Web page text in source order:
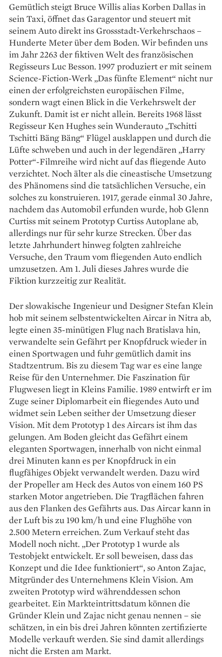
Gemütlich steigt Bruce Willis alias Korben Dallas in
sein Taxi, öffnet das Garagentor und steuert mit
seinem Auto direkt ins Grossstadt-Verkehrschaos –
Hunderte Meter über dem Boden. Wir befinden uns
im Jahr 2263 der fiktiven Welt des französischen
Regisseurs Luc Besson. 1997 produziert er mit seinem
Science-Fiction-Werk „Das fünfte Element“ nicht nur
einen der erfolgreichsten europäischen Filme,
sondern wagt einen Blick in die Verkehrswelt der
Zukunft. Damit ist er nicht allein. Bereits 1968 lässt
Regisseur Ken Hughes sein Wunderauto „Tschitti
Tschitti Bäng Bäng“ Flügel ausklappen und durch die
Lüfte schweben und auch in der legendären „Harry
Potter“-Filmreihe wird nicht auf das fliegende Auto
verzichtet. Noch älter als die cineastische Umsetzung
des Phänomens sind die tatsächlichen Versuche, ein
solches zu konstruieren. 1917, gerade einmal 30 Jahre,
nachdem das Automobil erfunden wurde, hob Glenn
Curtiss mit seinem Prototyp Curtiss Autoplane ab,
allerdings nur für sehr kurze Strecken. Über das
letzte Jahrhundert hinweg folgten zahlreiche
Versuche, den Traum vom fliegenden Auto endlich
umzusetzen. Am 1. Juli dieses Jahres wurde die
Fiktion kurzzeitig zur Realität.
Der slowakische Ingenieur und Designer Stefan Klein
hob mit seinem selbstentwickelten Aircar in Nitra ab,
legte einen 35-minütigen Flug nach Bratislava hin,
verwandelte sein Gefährt per Knopfdruck wieder in
einen Sportwagen und fuhr gemütlich damit ins
Stadtzentrum. Bis zu diesem Tag war es eine lange
Reise für den Unternehmer. Die Faszination für
Flugwesen liegt in Kleins Familie. 1989 entwirft er im
Zuge seiner Diplomarbeit ein fliegendes Auto und
widmet sein Leben seither der Umsetzung dieser
Vision. Mit dem Prototyp 1 des Aircars ist ihm das
gelungen. Am Boden gleicht das Gefährt einem
eleganten Sportwagen, innerhalb von nicht einmal
drei Minuten kann es per Knopfdruck in ein
flugfähiges Objekt verwandelt werden. Dazu wird
der Propeller am Heck des Autos von einem 160 PS
starken Motor angetrieben. Die Tragflächen fahren
aus den Flanken des Gefährts aus. Das Aircar kann in
der Luft bis zu 190 km/h und eine Flughöhe von
2.500 Metern erreichen. Zum Verkauf steht das
Modell noch nicht. „Der Prototyp 1 wurde als
Testobjekt entwickelt. Er soll beweisen, dass das
Konzept und die Idee funktioniert“, so Anton Zajac,
Mitgründer des Unternehmens Klein Vision. Am
zweiten Prototyp wird währenddessen schon
gearbeitet. Ein Markteintrittsdatum können die
Gründer Klein und Zajac nicht genau nennen – sie
schätzen, in ein bis drei Jahren könnten zertifizierte
Modelle verkauft werden. Sie sind damit allerdings
nicht die Ersten am Markt.